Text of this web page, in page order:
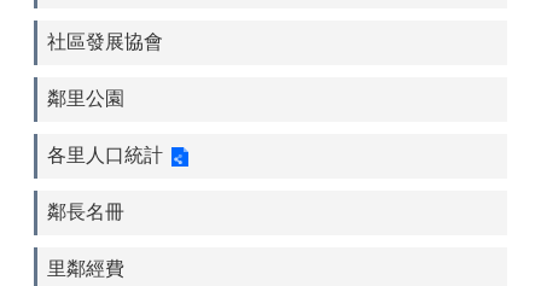
社區發展協會
鄰里公園
各里人口統計
鄰長名冊
里鄰經費